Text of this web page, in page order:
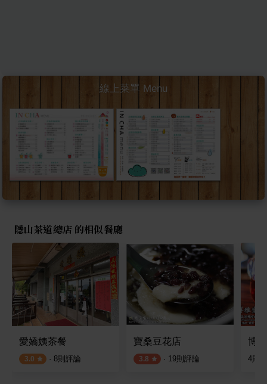
線上菜單 Menu
隱山茶道總店 的相似餐廳
愛嬌姨茶餐
3.0 · 8則評論
寶桑豆花店
3.8 · 19則評論
博
4則